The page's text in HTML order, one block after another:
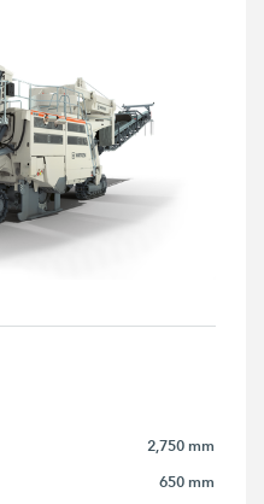
2,750 mm
650 mm